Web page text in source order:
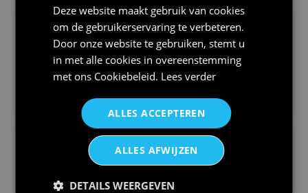
Deze website maakt gebruik van cookies
om de gebruikerservaring te verbeteren.
Door onze website te gebruiken, stemt u
in met alle cookies in overeenstemming
met ons Cookiebeleid. Lees verder
ALLES ACCEPTEREN
ALLES AFWIJZEN
DETAILS WEERGEVEN